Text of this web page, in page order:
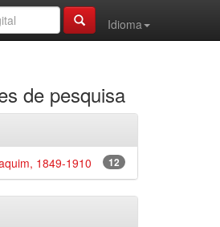
Idioma
de pesquisa
12
1849-1910